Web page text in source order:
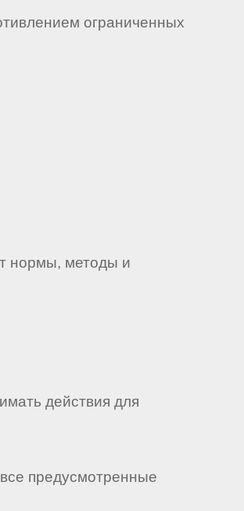
ограниченных
нормы, методы и
действия для
предусмотренные